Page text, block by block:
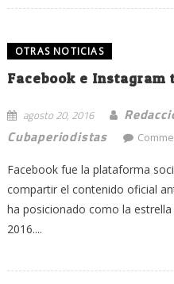
OTRAS NOTICIAS
Facebook e Instagram
agosto 20, 2016
Cubaperiodistas
Facebook fue la plataforma
compartir el contenido oficial
ha posicionado como la
2016....